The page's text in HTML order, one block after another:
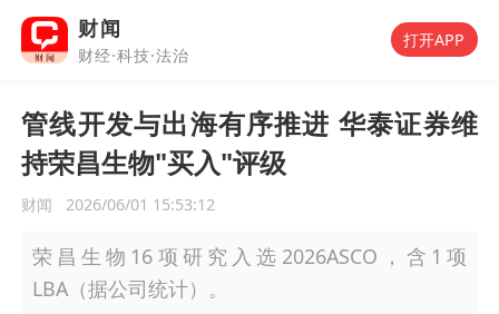
财闻
财经·科技·法治
打开APP
管线开发与出海有序推进 华泰证券维
持荣昌生物"买入"评级
财闻 2026/06/01 15:53:12
荣昌生物16项研究入选2026ASCO，含1项
LBA（据公司统计）。